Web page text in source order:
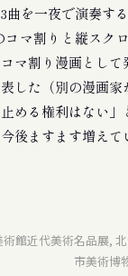
を一夜で演奏す
マ割りと縦スク
マ割り漫画とし
した（別の漫画
める権利はない
後ますます増えて
館近代美術名品展,
市美術博